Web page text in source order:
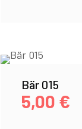
Bär 015
5,00 €